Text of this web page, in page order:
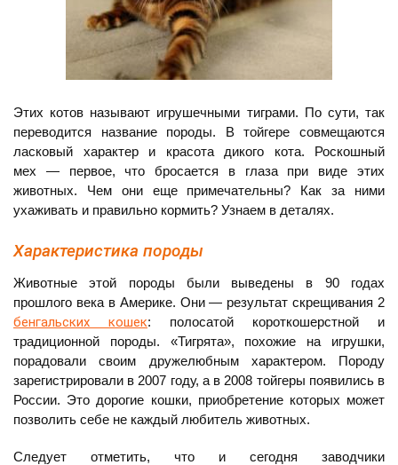
Этих котов называют игрушечными тиграми. По сути, так
переводится название породы. В тойгере совмещаются
ласковый характер и красота дикого кота. Роскошный
мех — первое, что бросается в глаза при виде этих
животных. Чем они еще примечательны? Как за ними
ухаживать и правильно кормить? Узнаем в деталях.
Характеристика породы
Животные этой породы были выведены в 90 годах
прошлого века в Америке. Они — результат скрещивания 2
бенгальских кошек: полосатой короткошерстной и
традиционной породы. «Тигрята», похожие на игрушки,
порадовали своим дружелюбным характером. Породу
зарегистрировали в 2007 году, а в 2008 тойгеры появились в
России. Это дорогие кошки, приобретение которых может
позволить себе не каждый любитель животных.
Следует отметить, что и сегодня заводчики